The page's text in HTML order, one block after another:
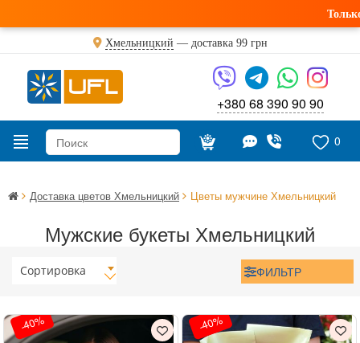
Только
Хмельницкий — доставка 99 грн
+380 68 390 90 90
0
Доставка цветов Хмельницкий Цветы мужчине Хмельницкий
Мужские букеты Хмельницкий
Сортировка ФИЛЬТР
-40% -40%